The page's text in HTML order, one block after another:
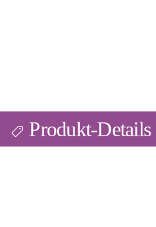
Produkt-Details